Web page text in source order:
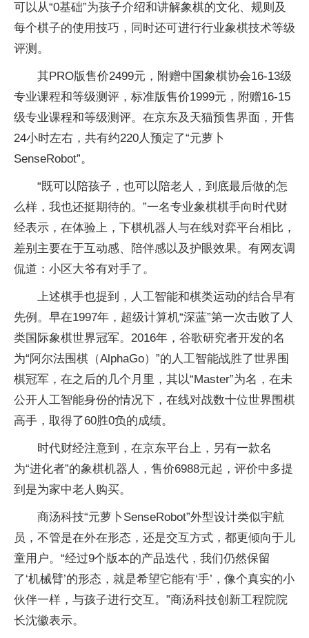
可以从“0基础”为孩子介绍和讲解象棋的文化、规则及
每个棋子的使用技巧，同时还可进行行业象棋技术等级
评测。
其PRO版售价2499元，附赠中国象棋协会16-13级
专业课程和等级测评，标准版售价1999元，附赠16-15
级专业课程和等级测评。在京东及天猫预售界面，开售
24小时左右，共有约220人预定了“元萝卜
SenseRobot”。
“既可以陪孩子，也可以陪老人，到底最后做的怎
么样，我也还挺期待的。”一名专业象棋棋手向时代财
经表示，在体验上，下棋机器人与在线对弈平台相比，
差别主要在于互动感、陪伴感以及护眼效果。有网友调
侃道：小区大爷有对手了。
上述棋手也提到，人工智能和棋类运动的结合早有
先例。早在1997年，超级计算机“深蓝”第一次击败了人
类国际象棋世界冠军。2016年，谷歌研究者开发的名
为“阿尔法围棋（AlphaGo）”的人工智能战胜了世界围
棋冠军，在之后的几个月里，其以“Master”为名，在未
公开人工智能身份的情况下，在线对战数十位世界围棋
高手，取得了60胜0负的成绩。
时代财经注意到，在京东平台上，另有一款名
为“进化者”的象棋机器人，售价6988元起，评价中多提
到是为家中老人购买。
商汤科技“元萝卜SenseRobot”外型设计类似宇航
员，不管是在外在形态，还是交互方式，都更倾向于儿
童用户。“经过9个版本的产品迭代，我们仍然保留
了‘机械臂’的形态，就是希望它能有‘手’，像个真实的小
伙伴一样，与孩子进行交互。”商汤科技创新工程院院
长沈徽表示。